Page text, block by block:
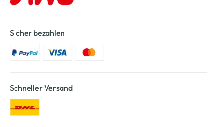
Sicher bezahlen
Schneller Versand